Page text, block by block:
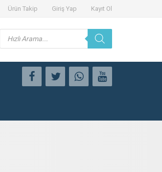
Ürün Takip Giriş Yap Kayıt Ol
Products
search